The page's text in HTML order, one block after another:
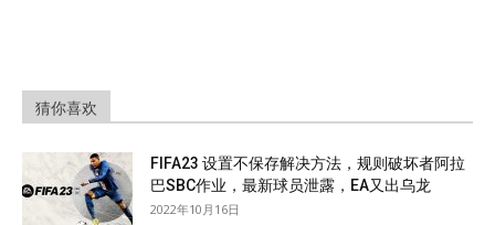
猜你喜欢
FIFA23 设置不保存解决方法，规则破坏者阿拉
巴SBC作业，最新球员泄露，EA又出乌龙
2022年10月16日